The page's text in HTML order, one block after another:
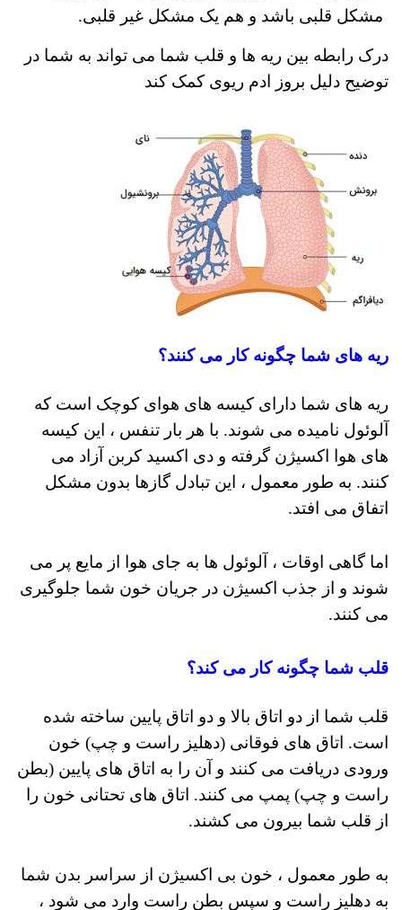
مشکل قلبی باشد و هم یک مشکل غیر قلبی.
درک رابطه بین ریه ها و قلب شما می تواند به شما در
توضیح دلیل بروز ادم ریوی کمک کند
ریه های شما چگونه کار می کنند؟
ریه های شما دارای کیسه های هوای کوچک است که
آلوئول نامیده می شوند. با هر بار تنفس ، این کیسه
های هوا اکسیژن گرفته و دی اکسید کربن آزاد می
کنند. به طور معمول ، این تبادل گازها بدون مشکل
اتفاق می افتد.
اما گاهی اوقات ، آلوئول ها به جای هوا از مایع پر می
شوند و از جذب اکسیژن در جریان خون شما جلوگیری
می کنند.
قلب شما چگونه کار می کند؟
قلب شما از دو اتاق بالا و دو اتاق پایین ساخته شده
است. اتاق های فوقانی (دهلیز راست و چپ) خون
ورودی دریافت می کنند و آن را به اتاق های پایین (بطن
راست و چپ) پمپ می کنند. اتاق های تحتانی خون را
از قلب شما بیرون می کشند.
به طور معمول ، خون بی اکسیژن از سراسر بدن شما
به دهلیز راست و سپس بطن راست وارد می شود ،